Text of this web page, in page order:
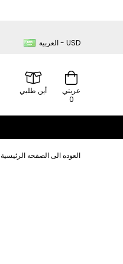
العربية - USD
عربتي
0
أين طلبي
<<العوده‌ الی الصفحه‌ الرئیسیة